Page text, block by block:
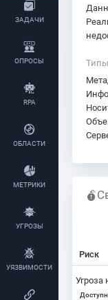
ЗАДАЧИ
ОПРОСЫ
RPA
ОБЛАСТИ
МЕТРИКИ
УГРОЗЫ
УЯЗВИМОСТИ
Риск
Угроза